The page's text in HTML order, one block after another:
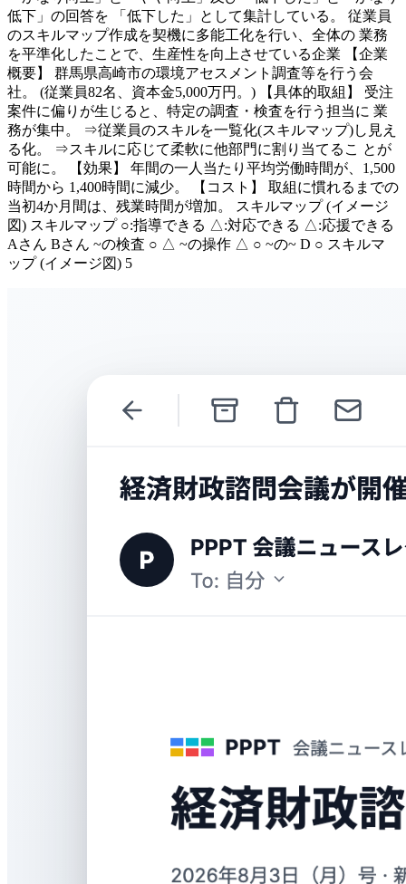
低下」の回答を 「低下した」として集計している。 従業員
のスキルマップ作成を契機に多能工化を行い、全体の 業務
を平準化したことで、生産性を向上させている企業 【企業
概要】 群馬県高崎市の環境アセスメント調査等を行う会
社。 (従業員82名、資本金5,000万円。) 【具体的取組】 受注
案件に偏りが生じると、特定の調査・検査を行う担当に 業
務が集中。 ⇒従業員のスキルを一覧化(スキルマップ)し見え
る化。 ⇒スキルに応じて柔軟に他部門に割り当てるこ とが
可能に。 【効果】 年間の一人当たり平均労働時間が、1,500
時間から 1,400時間に減少。 【コスト】 取組に慣れるまでの
当初4か月間は、残業時間が増加。 スキルマップ (イメージ
図) スキルマップ ○:指導できる △:対応できる △:応援できる
Aさん Bさん ~の検査 ○ △ ~の操作 △ ○ ~の~ D ○ スキルマ
ップ (イメージ図) 5